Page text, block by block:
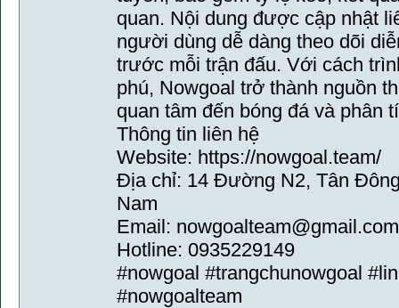
quan. Nội dung được cập nhật
người dùng dễ dàng theo dõi
trước mỗi trận đấu. Với cách
phú, Nowgoal trở thành nguồn
quan tâm đến bóng đá và phân
Thông tin liên hệ
Website: https://nowgoal.team/
Địa chỉ: 14 Đường N2, Tân
Nam
Email: nowgoalteam@gmail.com
Hotline: 0935229149
#nowgoal #trangchunowgoal
#nowgoalteam